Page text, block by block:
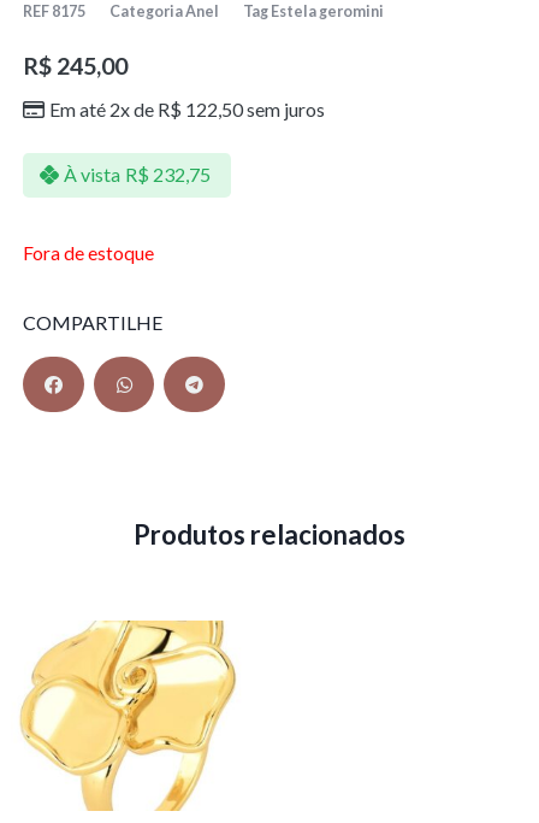
REF 8175 CategoriaAnel Tag Estela geromini
R$245,00
Em até 2x de R$ 122,50sem juros
À vista R$ 232,75
Fora de estoque
COMPARTILHE
Produtos relacionados